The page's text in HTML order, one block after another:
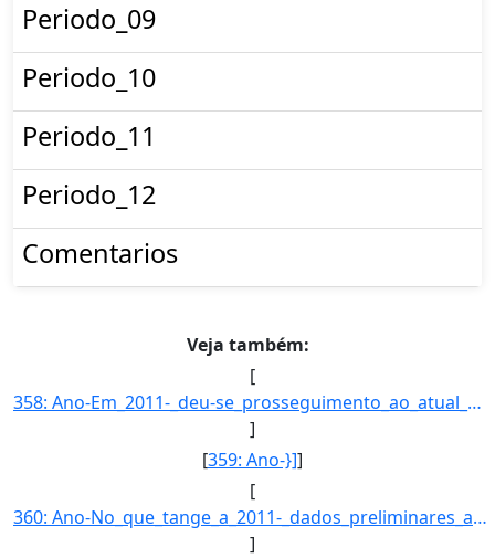
Periodo_09
Periodo_10
Periodo_11
Periodo_12
Comentarios
Veja também:
[
358: Ano-Em_2011-_deu-se_prosseguimento_ao_atual_processo_de_ampliacao-_modernizacao_e_depuracao_dos_regi]
]
[359: Ano-}]]
[
360: Ano-No_que_tange_a_2011-_dados_preliminares_apontam_para_indices_compativeis_aqueles_verificados_no_]
]